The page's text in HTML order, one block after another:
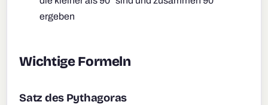
ergeben
Wichtige Formeln
Satz des Pythagoras